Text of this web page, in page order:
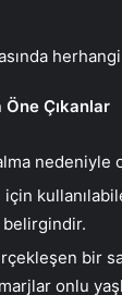
Çıkanlar
nedeniyle
bir
onlu